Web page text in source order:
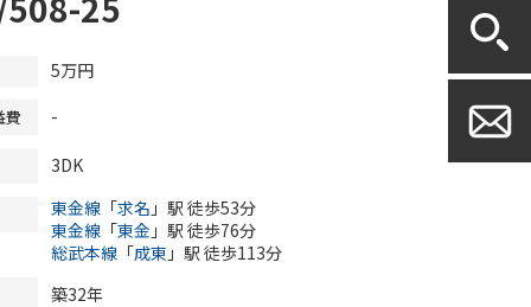
5万円
費 -
3DK
東金線 「求名 」駅 徒歩53分
東金線 「東金 」駅 徒歩76分
総武本線 「成東 」駅 徒歩113分
築32年